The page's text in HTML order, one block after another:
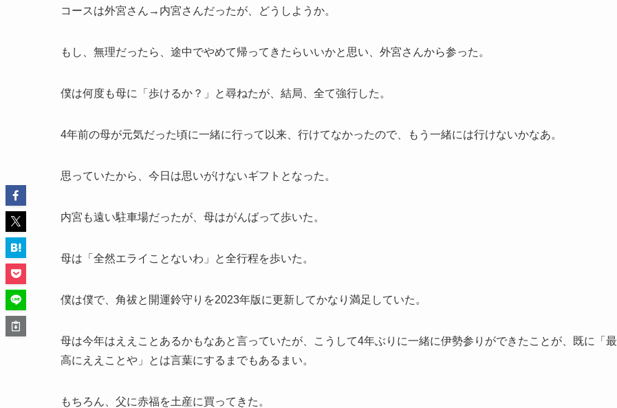
コースは外宮さん→内宮さんだったが、どうしようか。
もし、無理だったら、途中でやめて帰ってきたらいいかと思い、外宮さんから参った。
僕は何度も母に「歩けるか？」と尋ねたが、結局、全て強行した。
4年前の母が元気だった頃に一緒に行って以来、行けてなかったので、もう一緒には行けないかなあ。
思っていたから、今日は思いがけないギフトとなった。
内宮も遠い駐車場だったが、母はがんばって歩いた。
母は「全然エライことないわ」と全行程を歩いた。
僕は僕で、角祓と開運鈴守りを2023年版に更新してかなり満足していた。
母は今年はええことあるかもなあと言っていたが、こうして4年ぶりに一緒に伊勢参りができたことが、既に「最
高にええことや」とは言葉にするまでもあるまい。
もちろん、父に赤福を土産に買ってきた。